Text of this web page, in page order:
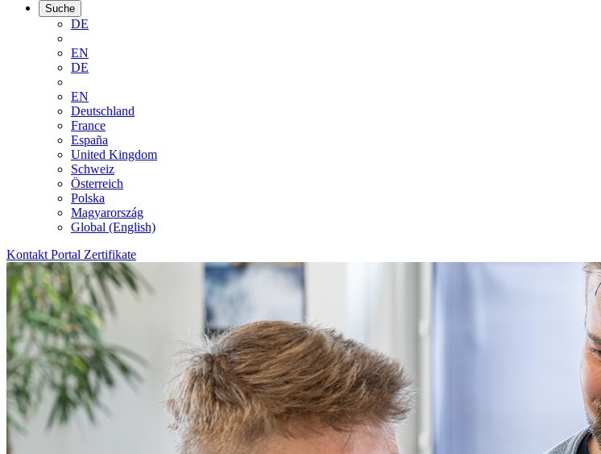
Suche
DE
EN
DE
EN
Deutschland
France
España
United Kingdom
Schweiz
Österreich
Polska
Magyarország
Global (English)
Kontakt Portal Zertifikate